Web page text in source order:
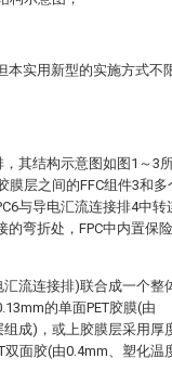
本实用新型的实施方式不
，其结构示意图如图1～3
膜层之间的FFC组件3和多
与导电汇流连接排4中转
的弯折处，FPC中内置保
汇流连接排)联合成一个整
的单面PET胶膜(由
成)，或上胶膜层采用厚
双面胶(由0.4mm、塑化温